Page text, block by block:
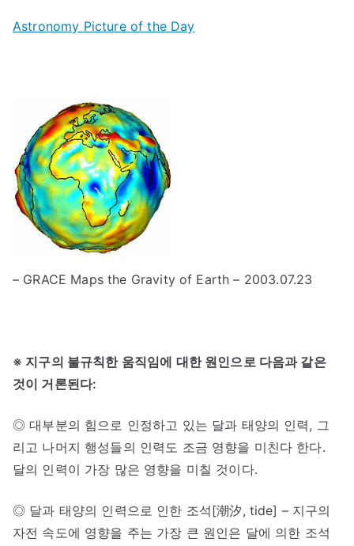
Astronomy Picture of the Day
– GRACE Maps the Gravity of Earth – 2003.07.23
※ 지구의 불규칙한 움직임에 대한 원인으로 다음과 같은
것이 거론된다:
◎ 대부분의 힘으로 인정하고 있는 달과 태양의 인력, 그
리고 나머지 행성들의 인력도 조금 영향을 미친다 한다.
달의 인력이 가장 많은 영향을 미칠 것이다.
◎ 달과 태양의 인력으로 인한 조석[潮汐, tide] – 지구의
자전 속도에 영향을 주는 가장 큰 원인은 달에 의한 조석